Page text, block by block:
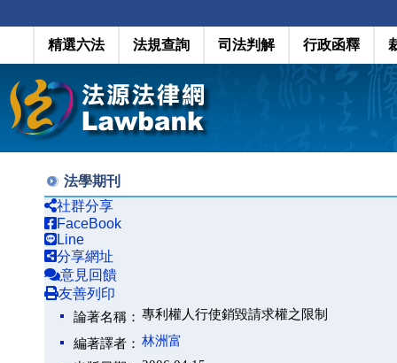
精選六法 法規查詢 司法判解 行政函釋
法學期刊
社群分享
FaceBook
Line
分享網址
意見回饋
友善列印
論著名稱： 專利權人行使銷毀請求權之限制
編著譯者： 林洲富